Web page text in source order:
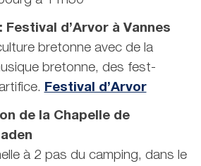
Festival d’Arvor à Vannes
bretonne avec de la
bretonne, des fest-
Festival d’Arvor
de la Chapelle de
à 2 pas du camping, dans le